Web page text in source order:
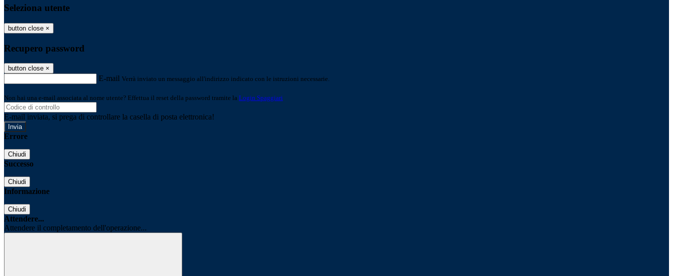
Seleziona utente
button close ×
Recupero password
button close ×
E-mail Verrà inviato un messaggio all'indirizzo indicato con le istruzioni necessarie.
Non hai una e-mail associata al nome utente? Effettua il reset della password tramite la Login Spaggiari
E-mail inviata, si prega di controllare la casella di posta elettronica!
Errore
Chiudi
Successo
Chiudi
Informazione
Chiudi
Attendere...
Attendere il completamento dell'operazione...